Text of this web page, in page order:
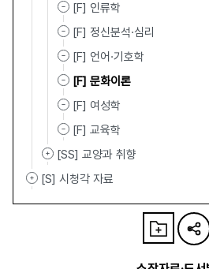
[F] 인류학
[F] 정신분석·심리
[F] 언어·기호학
[F] 문화이론
[F] 여성학
[F] 교육학
[SS] 교양과 취향
[S] 시청각 자료